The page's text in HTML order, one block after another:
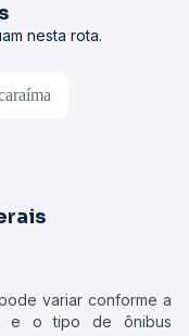
nesta rota.
variar conforme a
e o tipo de ônibus